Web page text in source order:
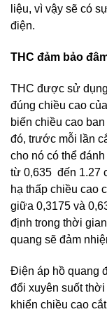
liệu, vì vậy sẽ có
điện.
THC đảm bảo
THC được sử
đúng chiều cao
biến chiều cao
đó, trước mỗi lần
cho nó có thể
từ 0,635 đến 1.27
hạ thấp chiều cao
giữa 0,3175 và
định trong thời
quang sẽ đảm
Điện áp hồ quang
đổi xuyên suốt
khiển chiều cao